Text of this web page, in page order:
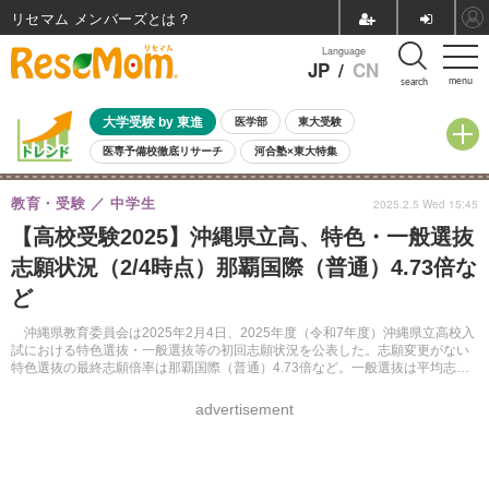
menu
Language
JP / CN search
大学受験 by 東進 医学部 東大受験
医専予備校徹底リサーチ 河合塾×東大特集
親子で考える大学選び 高校受験 中学受験 小学校受験
共通テスト 夏休み
8月開催イベント・WS 全国公立高校 過去問 人気記事
自由研究教材（小学生向け） 自由研究教材（中学生向け） ランキング
【高校受験2025】沖縄県立高、特色・一般選抜
志願状況（2/4時点）那覇国際（普通）4.73倍な
ど
沖縄県教育委員会は2025年2月4日、2025年度（令和7年度）沖縄県立高校入
試における特色選抜・一般選抜等の初回志願状況を公表した。志願変更がない
特色選抜の最終志願倍率は那覇国際（普通）4.73倍など。一般選抜は平均志願
教育・受験 中学生
advertisement
2025.2.5 Wed 15:45
リセマム メンバーズ